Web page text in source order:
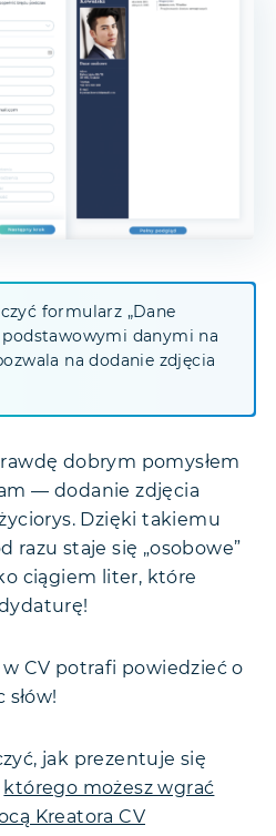
formularz „Dane
podstawowymi danymi na
na dodanie zdjęcia
dobrym pomysłem
— dodanie zdjęcia
Dzięki takiemu
razu staje się „osobowe”
ciągiem liter, które
CV potrafi powiedzieć o
słów!
jak prezentuje się
którego możesz wgrać
Kreatora CV